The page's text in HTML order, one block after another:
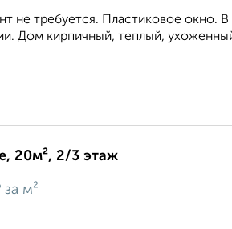
не требуется. Пластиковое окно.
Дом кирпичный, теплый,
20м², 2/3 этаж
за м²